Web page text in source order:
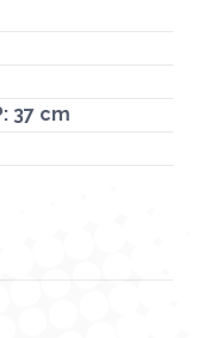
37 cm